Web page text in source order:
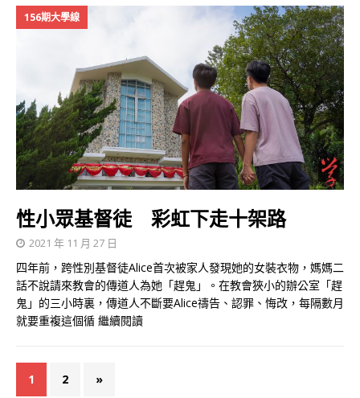
156期大學線
性小眾基督徒 彩虹下走十架路
2021 年 11 月 27 日
四年前，跨性別基督徒Alice首次被家人發現她的女裝衣物，媽媽二
話不說請來教會的傳道人為她「趕鬼」。在教會狹小的辦公室「趕
鬼」的三小時裏，傳道人不斷要Alice禱告、認罪、悔改，每隔數月
就要重複這個循 繼續閱讀
1 2 »